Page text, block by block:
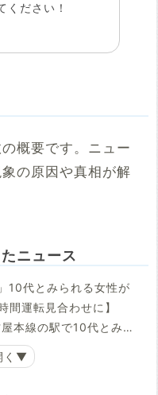
ください！
概要です。ニュー
の原因や真相が解
ニュース
10代とみられる女性が
間運転見合わせに】
本線の駅で10代とみら
した。
屋本線・一ツ木駅で、